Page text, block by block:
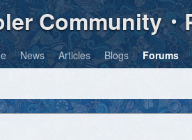
Community
News Articles Blogs Forums